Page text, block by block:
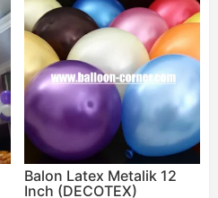
Balon Latex Metalik 12
Inch (DECOTEX)